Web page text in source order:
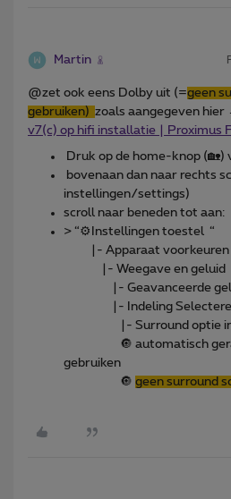
Martin
@zet ook eens Dolby uit (=geen
gebruiken) zoals aangegeven
v7(c) op hifi installatie | Proximus
Druk op de home-knop (🏡)
bovenaan dan naar rechts
instellingen/settings)
scroll naar beneden tot aan:
> “⚙️Instellingen toestel “
|- Apparaat voorkeuren
|- Weegave en
|- Geavanceerde
|- Indeling
|- Surround optie
🔘 automatisch
gebruiken
🔘 geen surround